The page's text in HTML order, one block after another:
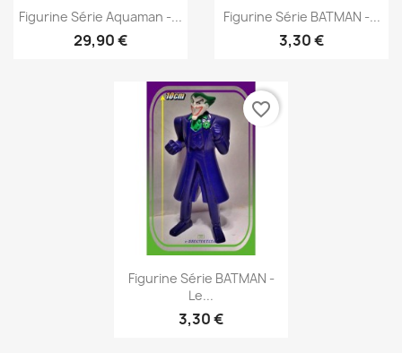
Aperçu rapide
Figurine Série Aquaman -...
29,90 €
Aperçu rapide
Figurine Série BATMAN -...
3,30 €
Aperçu rapide
Figurine Série BATMAN -
Le...
3,30 €
favorite_border